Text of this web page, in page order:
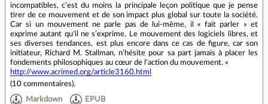
incompatibles, c’est du moins la principale leçon politique que je pense
tirer de ce mouvement et de son impact plus global sur toute la société.
Car si un mouvement ne parle pas de lui-même, il « fait parler » et
exprime autant qu'il ne s’exprime. Le mouvement des logiciels libres, et
ses diverses tendances, est plus encore dans ce cas de figure, car son
initiateur, Richard M. Stallman, n’hésite pour sa part jamais à placer les
fondements philosophiques au cœur de l'action du mouvement. »
http://www.acrimed.org/article3160.html
(10 commentaires).
Markdown EPUB